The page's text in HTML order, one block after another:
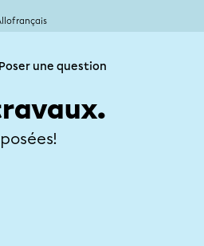
Poser une question